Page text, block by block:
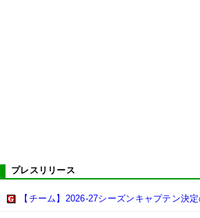
プレスリリース
【チーム】2026-27シーズンキャプテン決